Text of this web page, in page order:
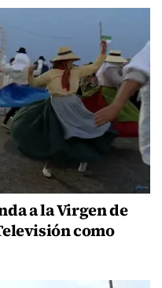
a la Virgen de
como